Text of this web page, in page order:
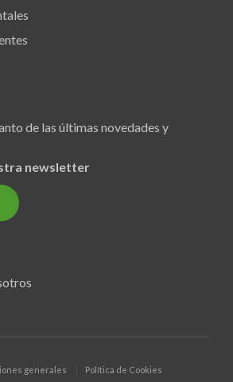
de las últimas novedades y
newsletter
generales Política de Cookies